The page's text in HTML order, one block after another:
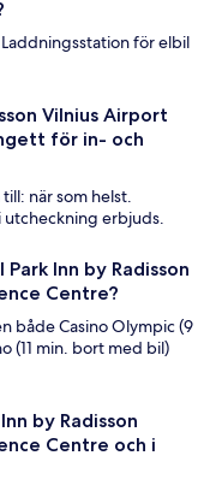
för elbil
Vilnius Airport
för in- och
när som helst.
utcheckning erbjuds.
Inn by Radisson
Centre?
både Casino Olympic (9
(11 min. bort med bil)
by Radisson
Centre och i